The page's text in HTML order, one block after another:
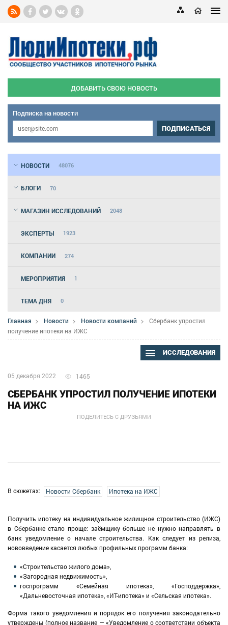
ДОБАВИТЬ СВОЮ НОВОСТЬ
Подписка на новости
ПОДПИСАТЬСЯ
НОВОСТИ 48076
БЛОГИ 70
МАГАЗИН ИССЛЕДОВАНИЙ 2048
ЭКСПЕРТЫ 1923
КОМПАНИИ 274
МЕРОПРИЯТИЯ 1
ТЕМА ДНЯ 0
Главная Новости Новости компаний
Сбербанк упростил
получение ипотеки на ИЖС
ИССЛЕДОВАНИЯ
05 декабря 2022 1465
ПОДЕЛИТЕСЬ С ДРУЗЬЯМИ
СБЕРБАНК УПРОСТИЛ ПОЛУЧЕНИЕ ИПОТЕКИ
НА ИЖС
В сюжетах: Новости Сбербанк Ипотека на ИЖС
Получить ипотеку на индивидуальное жилищное строительство (ИЖС)
в Сбербанке стало проще: заёмщику больше не нужно направлять в
банк уведомление о начале строительства. Как следует из релиза,
нововведение касается любых профильных программ банка:
«Строительство жилого дома»,
«Загородная недвижимость»,
госпрограмм «Семейная ипотека», «Господдержка»,
«Дальневосточная ипотека», «ИТ-ипотека» и «Сельская ипотека».
Форма такого уведомления и порядок его получения законодательно
утверждены (полное название — «Уведомление о соответствии объекта